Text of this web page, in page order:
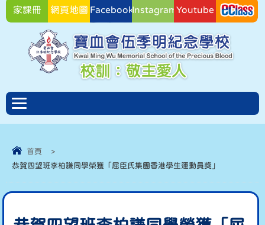
家課冊 網頁地圖 FacebookInstagramYoutube
首頁
>
恭賀四望班李柏謙同學榮獲「屈臣氏集團香港學生運動員獎」